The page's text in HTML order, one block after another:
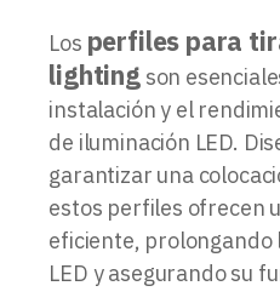
Los perfiles para
lightingson
instalación y el
de iluminación LED.
garantizar una
estos perfiles ofrecen
eficiente, prolongando
LED y asegurando su